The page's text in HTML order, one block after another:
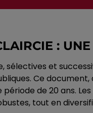
:
sélectives et
Ce
période de 20 ans.
tout en